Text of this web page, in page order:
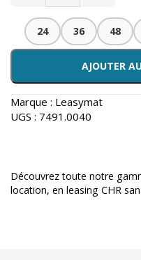
24 36 48
AJOUTER
Marque : Leasymat
UGS : 7491.0040
Découvrez toute notre
location, en leasing CHR